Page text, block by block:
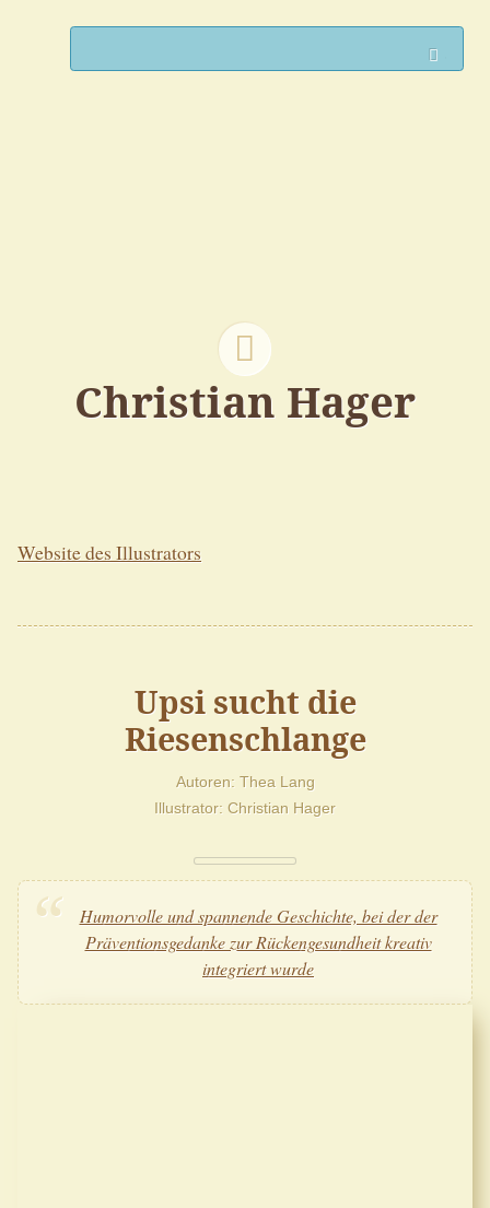
Christian Hager
Website des Illustrators
Upsi sucht die
Riesenschlange
Autoren Thea Lang
Illustrator Christian Hager
Humorvolle und spannende Geschichte, bei der der
Präventionsgedanke zur Rückengesundheit kreativ
integriert wurde